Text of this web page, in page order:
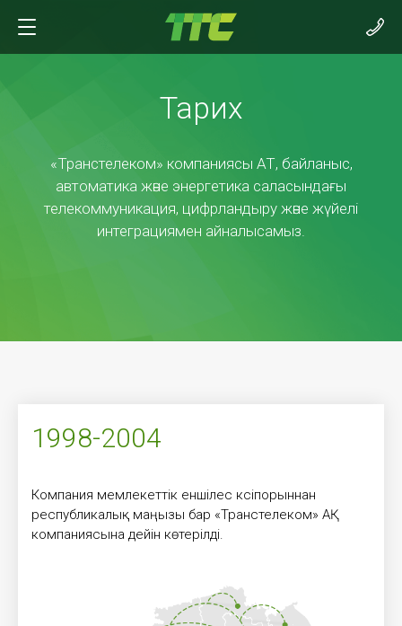
Тарих
«Транстелеком» компаниясы АТ, байланыс,
автоматика және энергетика саласындағы
телекоммуникация, цифрландыру және жүйелі
интеграциямен айналысамыз.
1998-2004
Компания мемлекеттік еншілес кәсіпорыннан
республикалық маңызы бар «Транстелеком» АҚ
компаниясына дейін көтерілді.